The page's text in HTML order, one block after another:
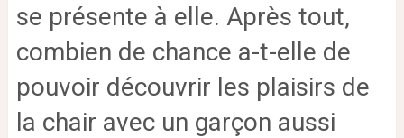
se présente à elle. Après tout,
combien de chance a-t-elle de
pouvoir découvrir les plaisirs de
la chair avec un garçon aussi